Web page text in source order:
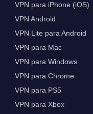
VPN para iPhone (iOS)
VPN Android
VPN Lite para Android
VPN para Mac
VPN para Windows
VPN para Chrome
VPN para PS5
VPN para Xbox